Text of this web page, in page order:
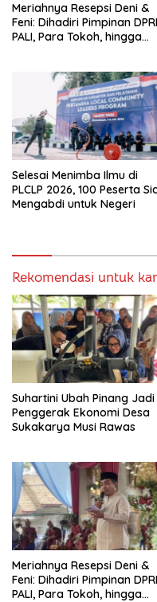
Meriahnya Resepsi Deni &
Feni: Dihadiri Pimpinan
PALI, Para Tokoh, hingga
untuk Warga
Selesai Menimba Ilmu di
PLCLP 2026, 100 Peserta
Mengabdi untuk Negeri
Rekomendasi untuk
Suhartini Ubah Pinang Jadi
Penggerak Ekonomi Desa
Sukakarya Musi Rawas
Meriahnya Resepsi Deni &
Feni: Dihadiri Pimpinan
PALI, Para Tokoh, hingga